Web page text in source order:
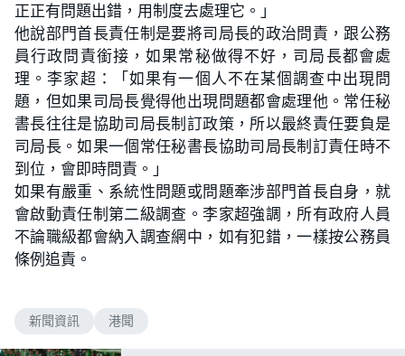
正正有問題出錯，用制度去處理它。」
他說部門首長責任制是要將司局長的政治問責，跟公務
員行政問責銜接，如果常秘做得不好，司局長都會處
理。李家超：「如果有一個人不在某個調查中出現問
題，但如果司局長覺得他出現問題都會處理他。常任秘
書長往往是協助司局長制訂政策，所以最終責任要負是
司局長。如果一個常任秘書長協助司局長制訂責任時不
到位，會即時問責。」
如果有嚴重、系統性問題或問題牽涉部門首長自身，就
會啟動責任制第二級調查。李家超強調，所有政府人員
不論職級都會納入調查網中，如有犯錯，一樣按公務員
條例追責。
新聞資訊 港聞